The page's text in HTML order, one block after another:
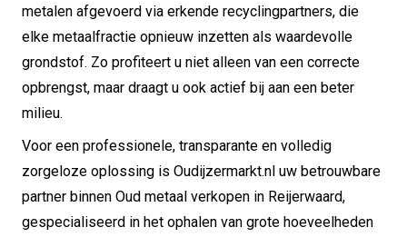
metalen afgevoerd via erkende recyclingpartners, die
elke metaalfractie opnieuw inzetten als waardevolle
grondstof. Zo profiteert u niet alleen van een correcte
opbrengst, maar draagt u ook actief bij aan een beter
milieu.
Voor een professionele, transparante en volledig
zorgeloze oplossing is Oudijzermarkt.nl uw betrouwbare
partner binnen Oud metaal verkopen in Reijerwaard,
gespecialiseerd in het ophalen van grote hoeveelheden